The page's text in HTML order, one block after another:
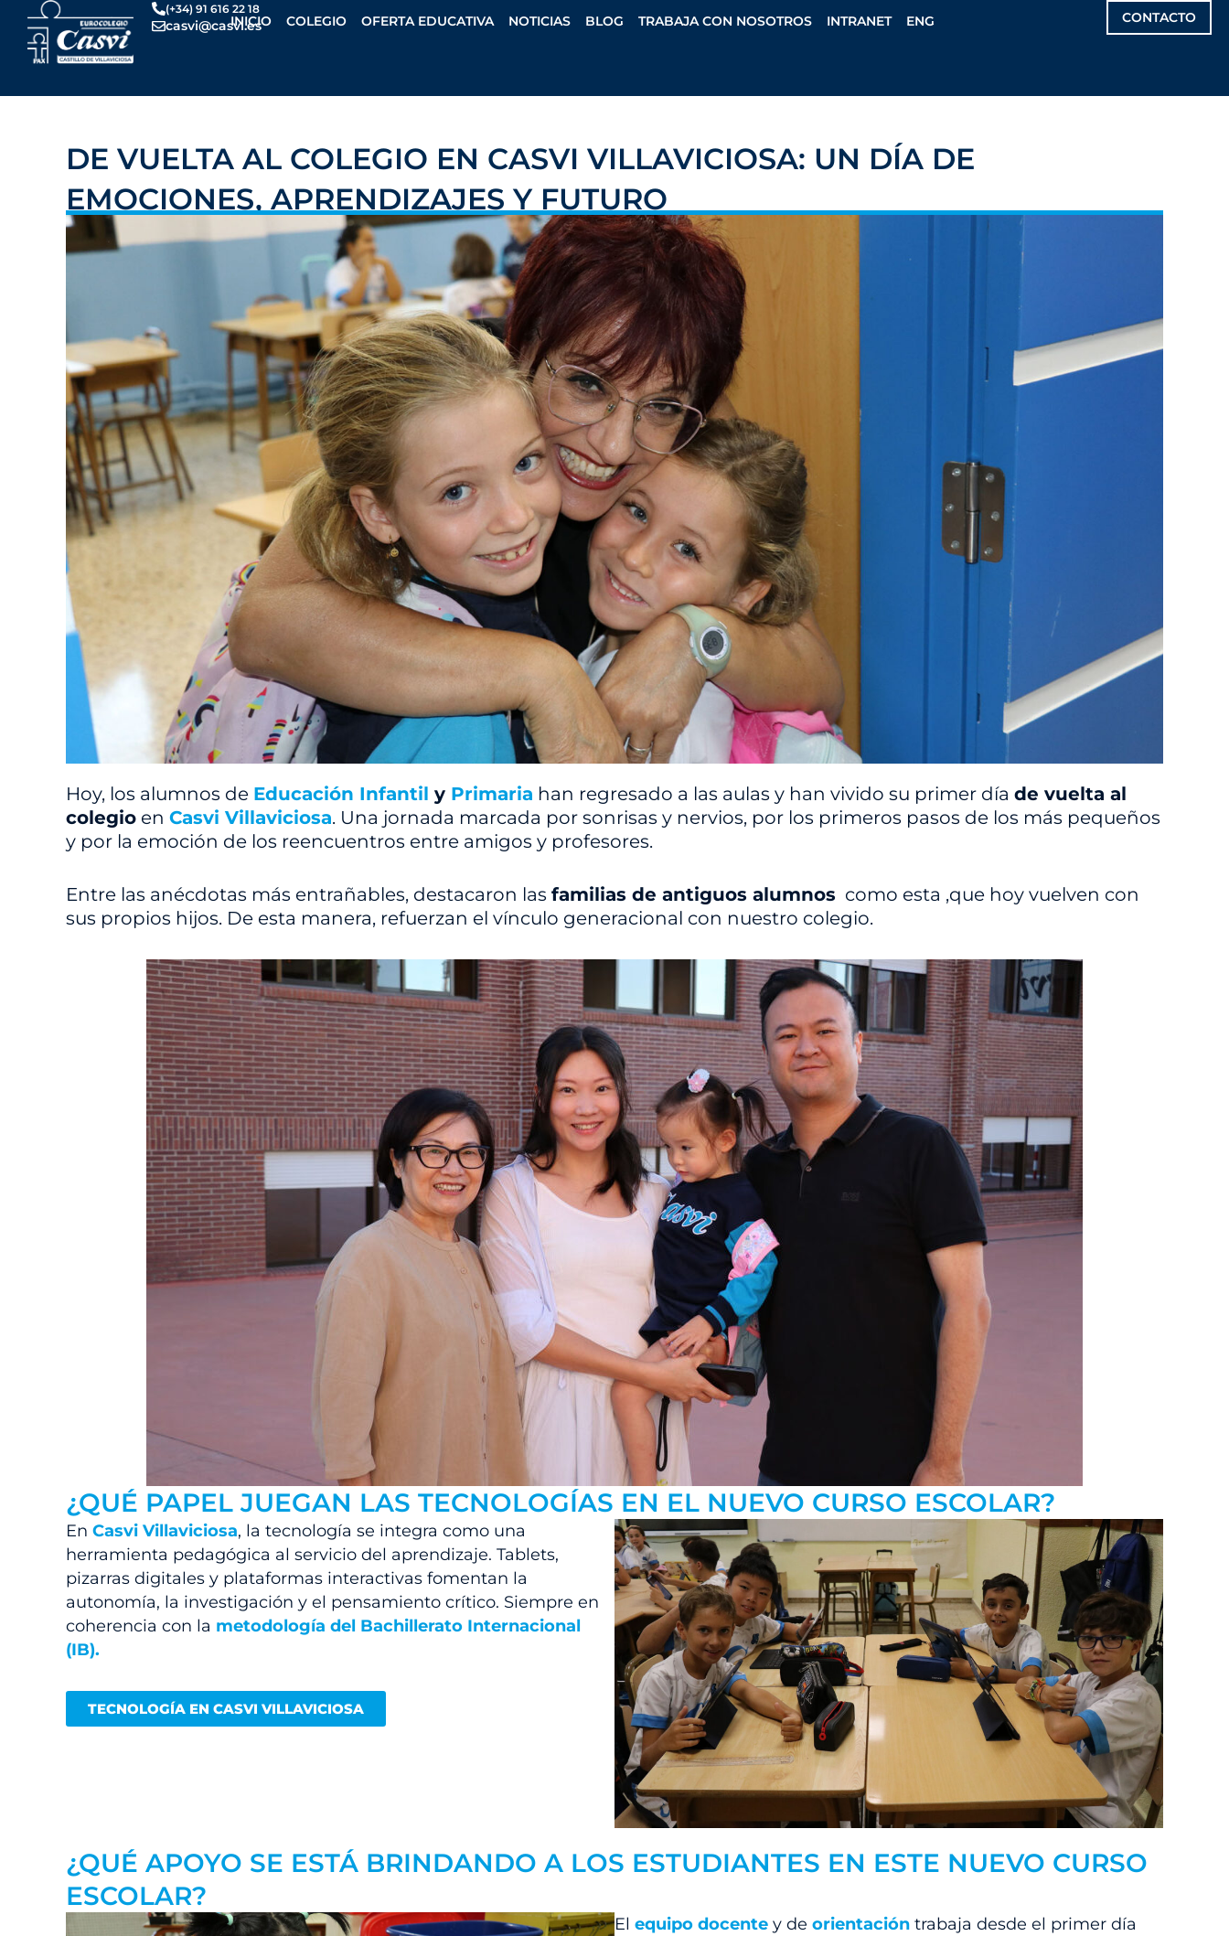
contenido
(+34) 91 616 22 18
casvi@casvi.es
INICIO COLEGIO OFERTA EDUCATIVA NOTICIAS BLOG TRABAJA CON NOSOTROS INTRANET ENG CONTACTO
DE VUELTA AL COLEGIO EN CASVI VILLAVICIOSA: UN DÍA DE
EMOCIONES, APRENDIZAJES Y FUTURO
Hoy, los alumnos de Educación Infantil y Primaria han regresado a las aulas y han vivido su primer día de vuelta al
colegio en Casvi Villaviciosa. Una jornada marcada por sonrisas y nervios, por los primeros pasos de los más pequeños
y por la emoción de los reencuentros entre amigos y profesores.
Entre las anécdotas más entrañables, destacaron las familias de antiguos alumnos como esta ,que hoy vuelven con
sus propios hijos. De esta manera, refuerzan el vínculo generacional con nuestro colegio.
¿QUÉ PAPEL JUEGAN LAS TECNOLOGÍAS EN EL NUEVO CURSO ESCOLAR?
En Casvi Villaviciosa, la tecnología se integra como una
herramienta pedagógica al servicio del aprendizaje. Tablets,
pizarras digitales y plataformas interactivas fomentan la
autonomía, la investigación y el pensamiento crítico. Siempre en
coherencia con la metodología del Bachillerato Internacional
(IB).
TECNOLOGÍA EN CASVI VILLAVICIOSA
¿QUÉ APOYO SE ESTÁ BRINDANDO A LOS ESTUDIANTES EN ESTE NUEVO CURSO
ESCOLAR?
El equipo docente y de orientación trabaja desde el primer día